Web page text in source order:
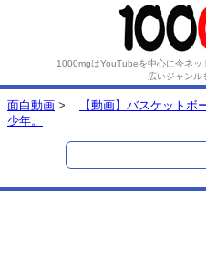
1000mgはYouTubeを中心に今ネッ
広いジャンル
面白動画 >
【動画】バスケット
少年。